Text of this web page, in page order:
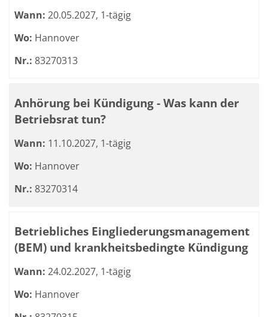
Wann: 20.05.2027, 1-tägig
Wo: Hannover
Nr.: 83270313
Anhörung bei Kündigung - Was kann der
Betriebsrat tun?
Wann: 11.10.2027, 1-tägig
Wo: Hannover
Nr.: 83270314
Betriebliches Eingliederungsmanagement
(BEM) und krankheitsbedingte Kündigung
Wann: 24.02.2027, 1-tägig
Wo: Hannover